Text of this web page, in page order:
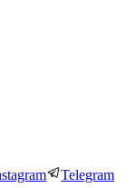
Telegram